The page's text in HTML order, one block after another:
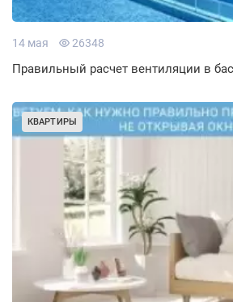
14 мая 26348
Правильный расчет вентиляции в
КВАРТИРЫ